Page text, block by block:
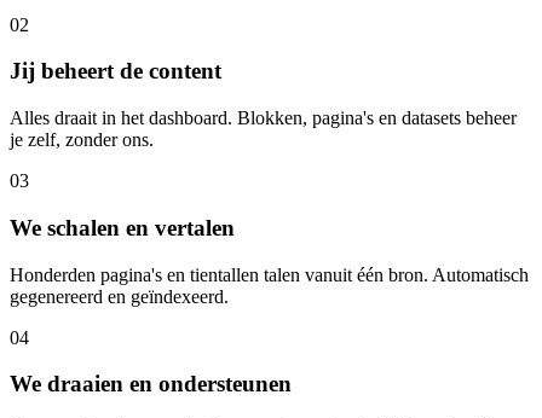
02
Jij beheert de content
Alles draait in het dashboard. Blokken, pagina's en datasets beheer
je zelf, zonder ons.
03
We schalen en vertalen
Honderden pagina's en tientallen talen vanuit één bron. Automatisch
gegenereerd en geïndexeerd.
04
We draaien en ondersteunen